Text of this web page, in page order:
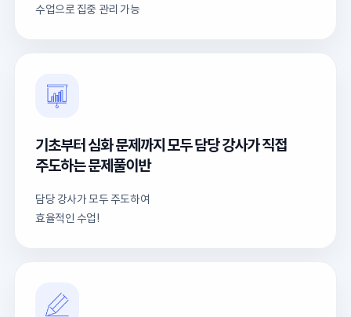
수업으로 집중 관리 가능
기초부터 심화 문제까지 모두 담당 강사가 직접
주도하는 문제풀이반
담당 강사가 모두 주도하여
효율적인 수업!